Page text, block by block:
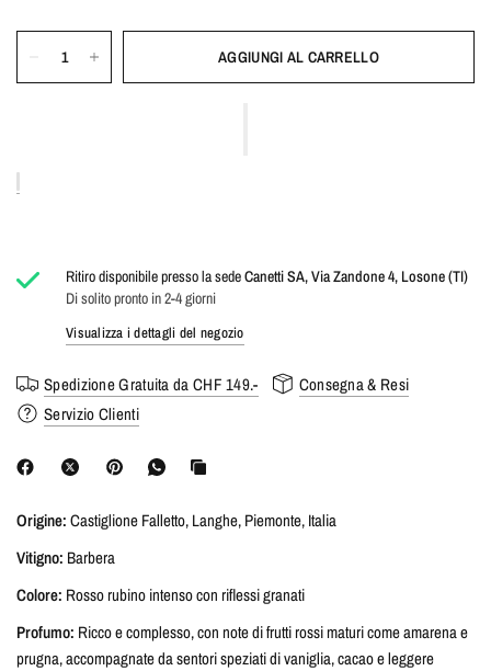
AGGIUNGI AL CARRELLO
Ritiro disponibile presso la sedeCanetti SA, Via Zandone 4, Losone (TI)
Di solito pronto in 2-4 giorni
Visualizza i dettagli del negozio
Spedizione Gratuita da CHF 149.-
Consegna & Resi
Servizio Clienti
Origine:Castiglione Falletto, Langhe, Piemonte, Italia
Vitigno: Barbera
Colore: Rosso rubino intenso con riflessi granati
Profumo: Ricco e complesso, con note di frutti rossi maturi come amarena e
prugna, accompagnate da sentori speziati di vaniglia, cacao e leggere